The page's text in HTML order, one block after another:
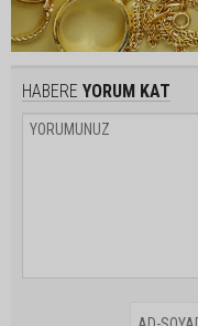
HABERE YORUM KAT